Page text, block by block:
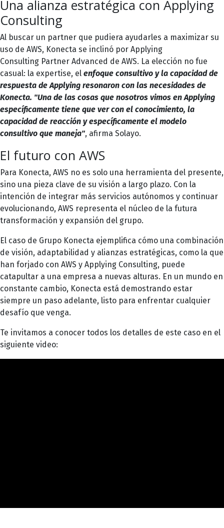
Una alianza estratégica con Applying
Consulting
Al buscar un partner que pudiera ayudarles a maximizar su
uso de AWS, Konecta se inclinó por Applying
Consulting Partner Advanced de AWS. La elección no fue
casual: la expertise, el enfoque consultivo y la capacidad de
respuesta de Applying resonaron con las necesidades de
Konecta. "Una de las cosas que nosotros vimos en Applying
específicamente tiene que ver con el conocimiento, la
capacidad de reacción y específicamente el modelo
consultivo que maneja", afirma Solayo.
El futuro con AWS
Para Konecta, AWS no es solo una herramienta del presente,
sino una pieza clave de su visión a largo plazo. Con la
intención de integrar más servicios autónomos y continuar
evolucionando, AWS representa el núcleo de la futura
transformación y expansión del grupo.
El caso de Grupo Konecta ejemplifica cómo una combinación
de visión, adaptabilidad y alianzas estratégicas, como la que
han forjado con AWS y Applying Consulting, puede
catapultar a una empresa a nuevas alturas. En un mundo en
constante cambio, Konecta está demostrando estar
siempre un paso adelante, listo para enfrentar cualquier
desafío que venga.
Te invitamos a conocer todos los detalles de este caso en el
siguiente video: